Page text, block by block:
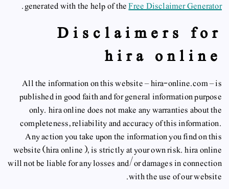
generated with the help of theFree Disclaimer Generator
.
Disclaimers for
hira online
All the information on this website – hira-online.com – is
published in good faith and for general information purpose
only. hira online does not make any warranties about the
completeness, reliability and accuracy of this information.
Any action you take upon the information you find on this
website (hira online ), is strictly at your own risk. hira online
will not be liable for any losses and/or damages in connection
with the use of our website.